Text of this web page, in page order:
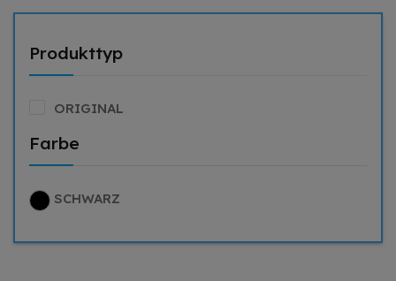
Produkttyp
ORIGINAL
Farbe
SCHWARZ